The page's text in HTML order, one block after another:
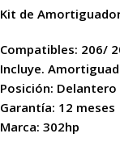
Kit de
Compatibles: 206/
Incluye.
Posición: Delantero
Garantía: 12 meses
Marca: 302hp